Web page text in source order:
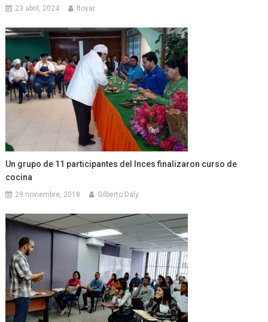
23 abril, 2024 ltovar
Un grupo de 11 participantes del Inces finalizaron curso de
cocina
29 noviembre, 2018 Gilberto Daly